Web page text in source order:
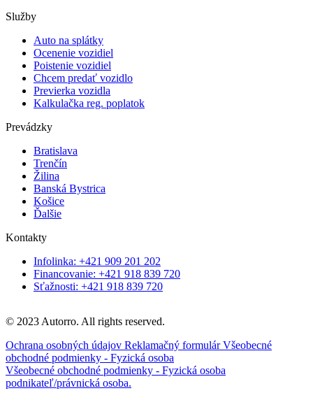
Služby
Auto na splátky
Ocenenie vozidiel
Poistenie vozidiel
Chcem predať vozidlo
Previerka vozidla
Kalkulačka reg. poplatok
Prevádzky
Bratislava
Trenčín
Žilina
Banská Bystrica
Košice
Ďalšie
Kontakty
Infolinka: +421 909 201 202
Financovanie: +421 918 839 720
Sťažnosti: +421 918 839 720
© 2023 Autorro. All rights reserved.
Ochrana osobných údajov Reklamačný formulárVšeobecné
obchodné podmienky - Fyzická osoba
Všeobecné obchodné podmienky - Fyzická osoba
podnikateľ/právnická osoba.